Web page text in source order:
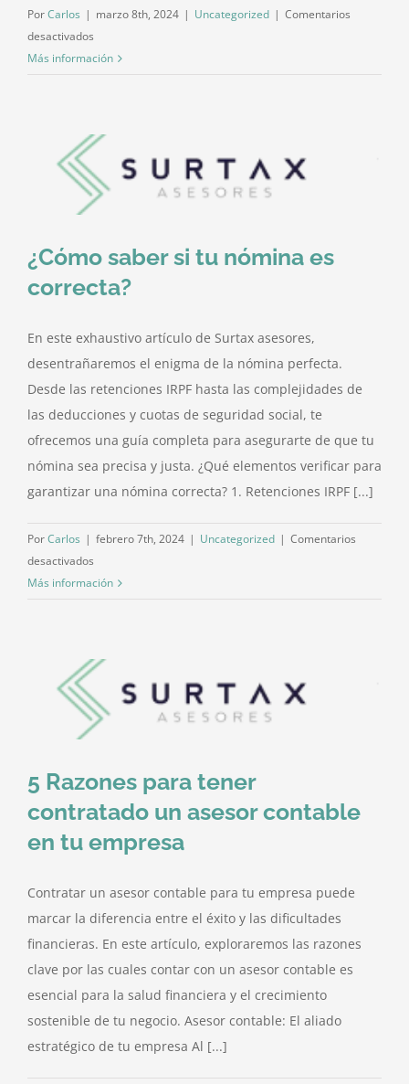
PorCarlos | marzo 8th, 2024 | Uncategorized | Comentarios
desactivados
Funciones
fiscal:
qué
Más información
¿Cómo saber si tu nómina es
correcta?
En este exhaustivo artículo de Surtax asesores,
desentrañaremos el enigma de la nómina perfecta.
Desde las retenciones IRPF hasta las complejidades de
las deducciones y cuotas de seguridad social, te
ofrecemos una guía completa para asegurarte de que tu
nómina sea precisa y justa. ¿Qué elementos verificar para
garantizar una nómina correcta? 1. Retenciones IRPF [...]
PorCarlos | febrero 7th, 2024 | Uncategorized | Comentarios
desactivados
¿Cómo
nómina
correcta?
Más información
5 Razones para tener
contratado un asesor contable
en tu empresa
Contratar un asesor contable para tu empresa puede
marcar la diferencia entre el éxito y las dificultades
financieras. En este artículo, exploraremos las razones
clave por las cuales contar con un asesor contable es
esencial para la salud financiera y el crecimiento
sostenible de tu negocio. Asesor contable: El aliado
estratégico de tu empresa Al [...]